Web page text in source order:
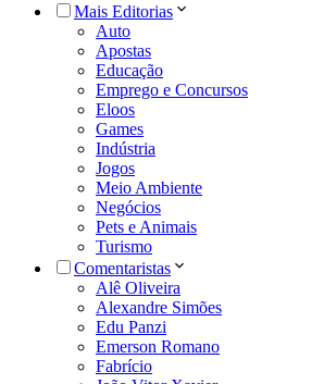
Mais Editorias
Auto
Apostas
Educação
Emprego e Concursos
Eloos
Games
Indústria
Jogos
Meio Ambiente
Negócios
Pets e Animais
Turismo
Comentaristas
Alê Oliveira
Alexandre Simões
Edu Panzi
Emerson Romano
Fabrício